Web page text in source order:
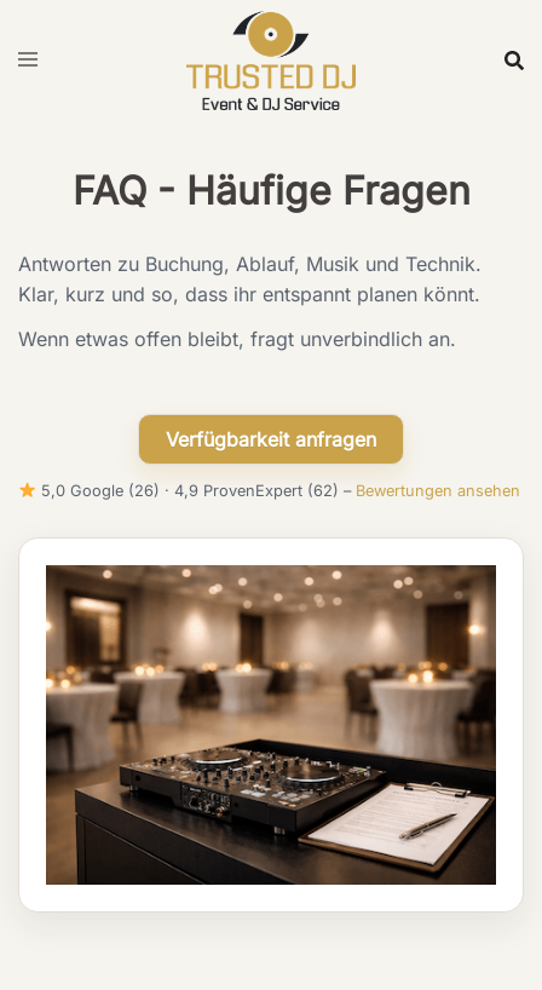
FAQ - Häufige Fragen
Antworten zu Buchung, Ablauf, Musik und Technik.
Klar, kurz und so, dass ihr entspannt planen könnt.
Wenn etwas offen bleibt, fragt unverbindlich an.
Verfügbarkeit anfragen
5,0 Google (26) · 4,9 ProvenExpert (62) – Bewertungen ansehen